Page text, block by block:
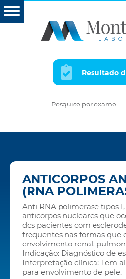
Resultado
ANTICORPOS
(RNA
Anti RNA polimerase tipos I,
anticorpos nucleares que
dos pacientes com
frequentes nas formas que
envolvimento renal,
Indicação: Diagnóstico de
Interpretação clínica: Tem
para envolvimento de pele.